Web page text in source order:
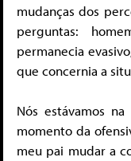
mudanças dos
perguntas:
permanecia
que concernia a
Nós estávamos
momento da
meu pai mudar a